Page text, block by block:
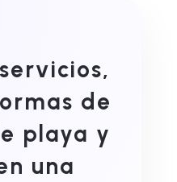
de
playa y
una